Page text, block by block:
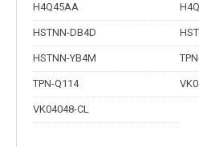
H4Q45AA
HSTNN-DB4D
HSTNN-YB4M
TPN-Q114
VK04048-CL